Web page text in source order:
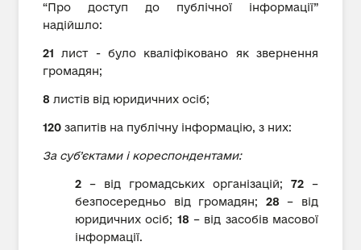
“Про доступ до публічної інформації”
надійшло:
21 лист - було кваліфіковано як звернення
громадян;
8 листів від юридичних осіб;
120 запитів на публічну інформацію, з них:
За суб’єктами і кореспондентами:
2 – від громадських організацій; 72 –
безпосередньо від громадян; 28– від
юридичних осіб; 18– від засобів масової
інформації.